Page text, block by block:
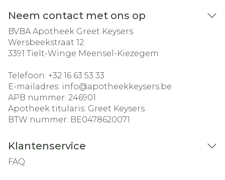
Neem contact met ons op
BVBA Apotheek Greet Keysers
Wersbeekstraat 12
3391 Tielt-Winge Meensel-Kiezegem
Telefoon: +32 16 63 53 33
E-mailadres: info@apotheekkeysers.be
APB nummer: 246901
Apotheek titularis: Greet Keysers
BTW nummer: BE0478620071
Klantenservice
FAQ